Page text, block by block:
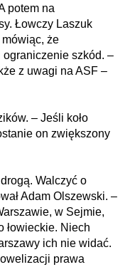
potem na
Łowczy Laszuk
mówiąc, że
szkód. –
z uwagi na ASF –
– Jeśli koło
on zwiększony
Walczyć o
Adam Olszewski. –
w Sejmie,
łowieckie. Niech
ich nie widać.
prawa